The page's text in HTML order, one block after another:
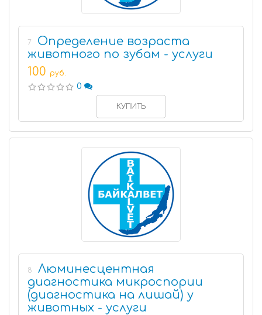
7
Определение возраста
животного по зубам - услуги
100 руб.
0
КУПИТЬ
8
Люминесцентная
диагностика микроспории
(диагностика на лишай) у
животных - услуги